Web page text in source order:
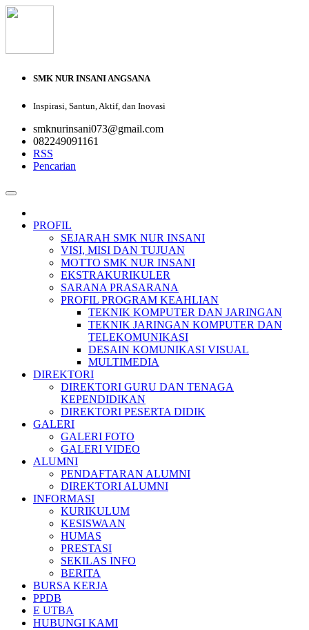
SMK NUR INSANI ANGSANA
Inspirasi, Santun, Aktif, dan Inovasi
smknurinsani073@gmail.com
082249091161
RSS
Pencarian
PROFIL
SEJARAH SMK NUR INSANI
VISI, MISI DAN TUJUAN
MOTTO SMK NUR INSANI
EKSTRAKURIKULER
SARANA PRASARANA
PROFIL PROGRAM KEAHLIAN
TEKNIK KOMPUTER DAN JARINGAN
TEKNIK JARINGAN KOMPUTER DAN
TELEKOMUNIKASI
DESAIN KOMUNIKASI VISUAL
MULTIMEDIA
DIREKTORI
DIREKTORI GURU DAN TENAGA
KEPENDIDIKAN
DIREKTORI PESERTA DIDIK
GALERI
GALERI FOTO
GALERI VIDEO
ALUMNI
PENDAFTARAN ALUMNI
DIREKTORI ALUMNI
INFORMASI
KURIKULUM
KESISWAAN
HUMAS
PRESTASI
SEKILAS INFO
BERITA
BURSA KERJA
PPDB
E UTBA
HUBUNGI KAMI